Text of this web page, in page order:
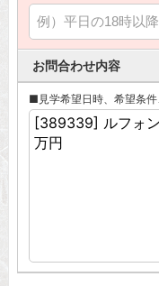
お問合わせ内容
■見学希望日時、希望条件